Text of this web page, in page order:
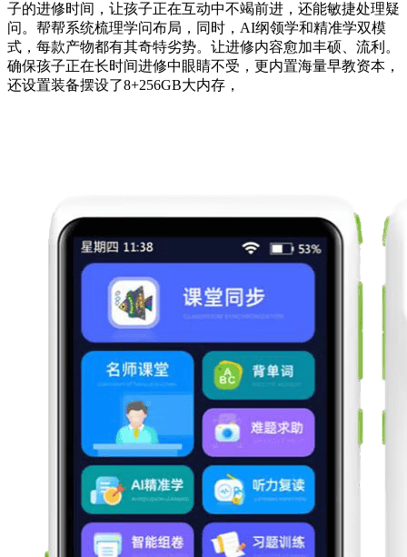
子的进修时间，让孩子正在互动中不竭前进，还能敏捷处理疑
问。帮帮系统梳理学问布局，同时，AI纲领学和精准学双模
式，每款产物都有其奇特劣势。让进修内容愈加丰硕、流利。
确保孩子正在长时间进修中眼睛不受，更内置海量早教资本，
还设置装备摆设了8+256GB大内存，